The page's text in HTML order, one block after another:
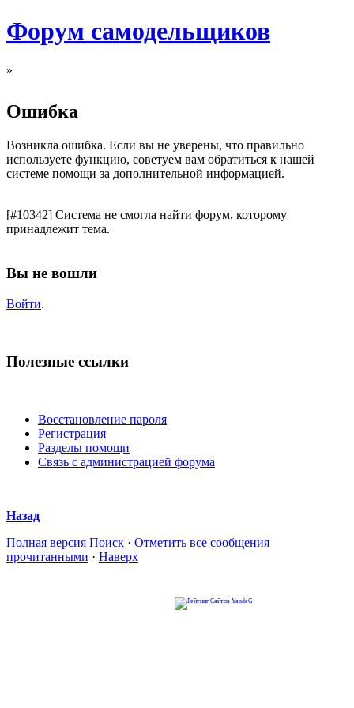
Форум самодельщиков
»
Ошибка
Возникла ошибка. Если вы не уверены, что правильно
используете функцию, советуем вам обратиться к нашей
системе помощи за дополнительной информацией.
[#10342] Система не смогла найти форум, которому
принадлежит тема.
Вы не вошли
Войти.
Полезные ссылки
Восстановление пароля
Регистрация
Разделы помощи
Связь с администрацией форума
Назад
Полная версия Поиск · Отметить все сообщения
прочитанными · Наверх